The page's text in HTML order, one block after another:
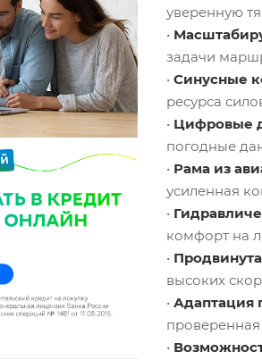
уверенную
•
задачи
• Синусные
ресурса
• Цифровые
погодные
• Рама из
усиленная
•
комфорт на
•
высоких
• Адаптация
•